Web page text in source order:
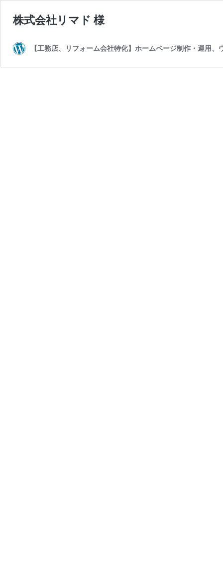
株式会社リマド 様
【工務店、リフォーム会社特化】ホームページ制作・運用